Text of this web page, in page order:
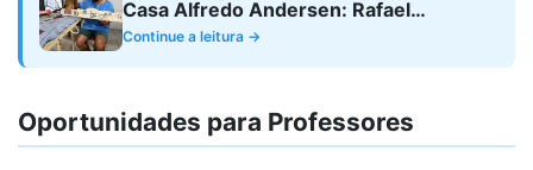
Casa Alfredo Andersen: Rafael
Codognoto e Suas Contribuições para a
Continue a leitura →
Oportunidades para Professores